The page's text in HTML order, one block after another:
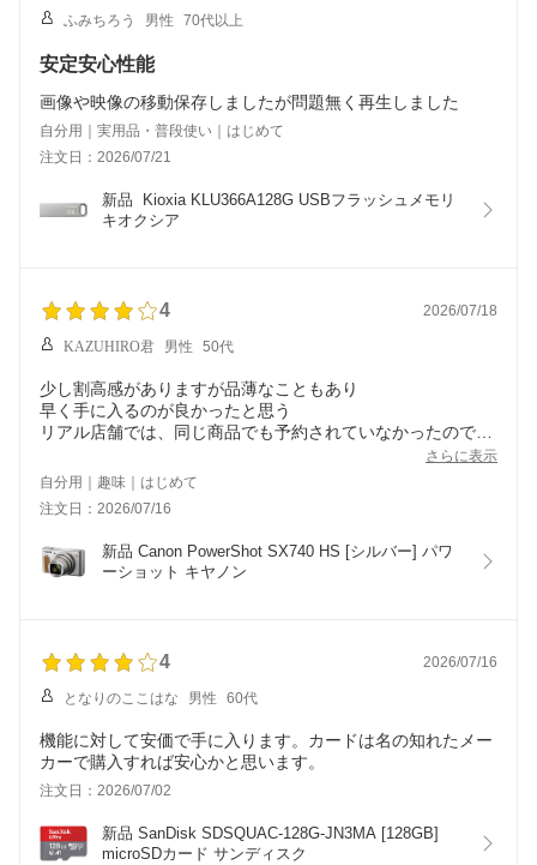
ふみちろう 男性 70代以上
安定安心性能
画像や映像の移動保存しましたが問題無く再生しました
自分用｜実用品・普段使い｜はじめて
注文日：2026/07/21
新品  Kioxia KLU366A128G USBフラッシュメモリ
キオクシア
4 2026/07/18
KAZUHIRO君 男性 50代
少し割高感がありますが品薄なこともあり
早く手に入るのが良かったと思う
リアル店舗では、同じ商品でも予約されていなかったので
購入して店舗から四国に発送してもらい次の日に届いて良か
った
今回は、トラブルがなかったのでもう少し安して欲しかった
と言う意味で
星4っつにして見ました
もしできればモニターの保護シートや8ギガぐらいのメモリ
がついたセットも
さらに表示
自分用｜趣味｜はじめて
注文日：2026/07/16
新品 Canon PowerShot SX740 HS [シルバー] パワ
ーショット キヤノン
4 2026/07/16
となりのここはな 男性 60代
機能に対して安価で手に入ります。カードは名の知れたメー
カーで購入すれば安心かと思います。
注文日：2026/07/02
新品 SanDisk SDSQUAC-128G-JN3MA [128GB]
microSDカード サンディスク